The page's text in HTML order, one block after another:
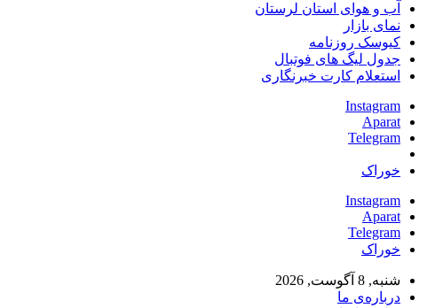
آب و هوای استان لرستان
نمای بازار
کیوسک روزنامه
جدول لیگ های فوتبال
استعلام کارت خبرنگاری
Instagram
Aparat
Telegram
خوراک
Instagram
Aparat
Telegram
خوراک
شنبه, 8 آگوست, 2026
درباره‌ی ما